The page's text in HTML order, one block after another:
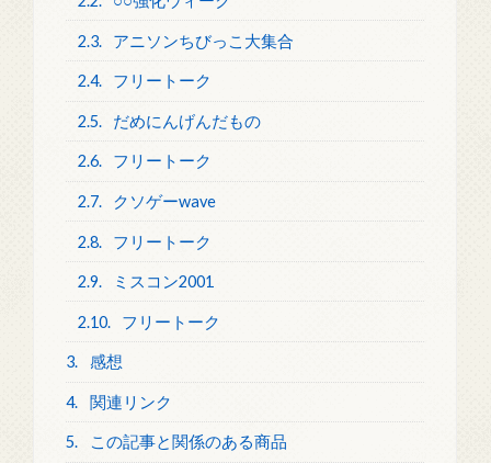
2.3. アニソンちびっこ大集合
2.4. フリートーク
2.5. だめにんげんだもの
2.6. フリートーク
2.7. クソゲーwave
2.8. フリートーク
2.9. ミスコン2001
2.10. フリートーク
3. 感想
4. 関連リンク
5. この記事と関係のある商品